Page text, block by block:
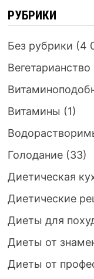
РУБРИКИ
Без рубрики (4
Вегетарианство
Витамины (1)
Голодание(33)
Диетическая
Диетические
Диеты для
Диеты от
Диеты от